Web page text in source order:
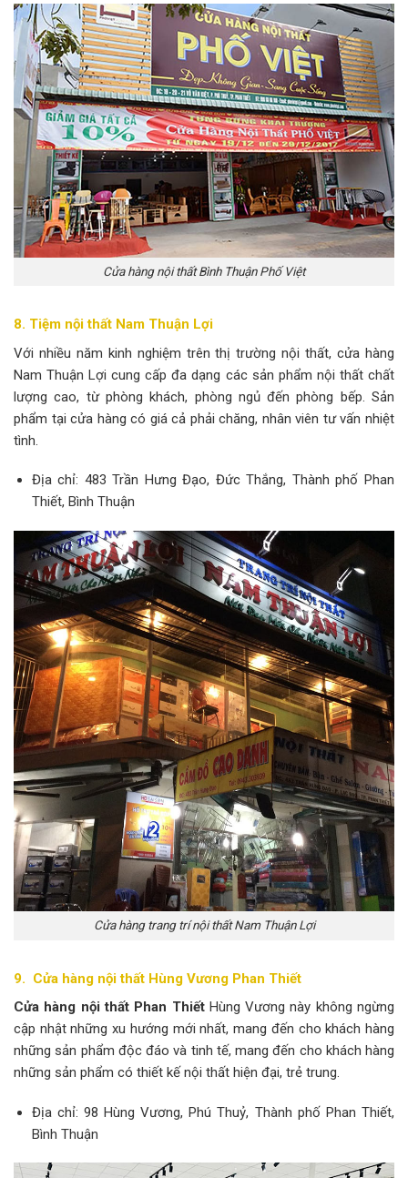
Cửa hàng nội thất Bình Thuận Phố Việt
8. Tiệm nội thất Nam Thuận Lợi
Với nhiều năm kinh nghiệm trên thị trường nội thất, cửa hàng
Nam Thuận Lợi cung cấp đa dạng các sản phẩm nội thất chất
lượng cao, từ phòng khách, phòng ngủ đến phòng bếp. Sản
phẩm tại cửa hàng có giá cả phải chăng, nhân viên tư vấn nhiệt
tình.
Địa chỉ: 483 Trần Hưng Đạo, Đức Thắng, Thành phố Phan
Thiết, Bình Thuận
Cửa hàng trang trí nội thất Nam Thuận Lợi
9. Cửa hàng nội thất Hùng Vương Phan Thiết
Cửa hàng nội thất Phan ThiếtHùng Vương này không ngừng
cập nhật những xu hướng mới nhất, mang đến cho khách hàng
những sản phẩm độc đáo và tinh tế, mang đến cho khách hàng
những sản phẩm có thiết kế nội thất hiện đại, trẻ trung.
Địa chỉ: 98 Hùng Vương, Phú Thuỷ, Thành phố Phan Thiết,
Bình Thuận